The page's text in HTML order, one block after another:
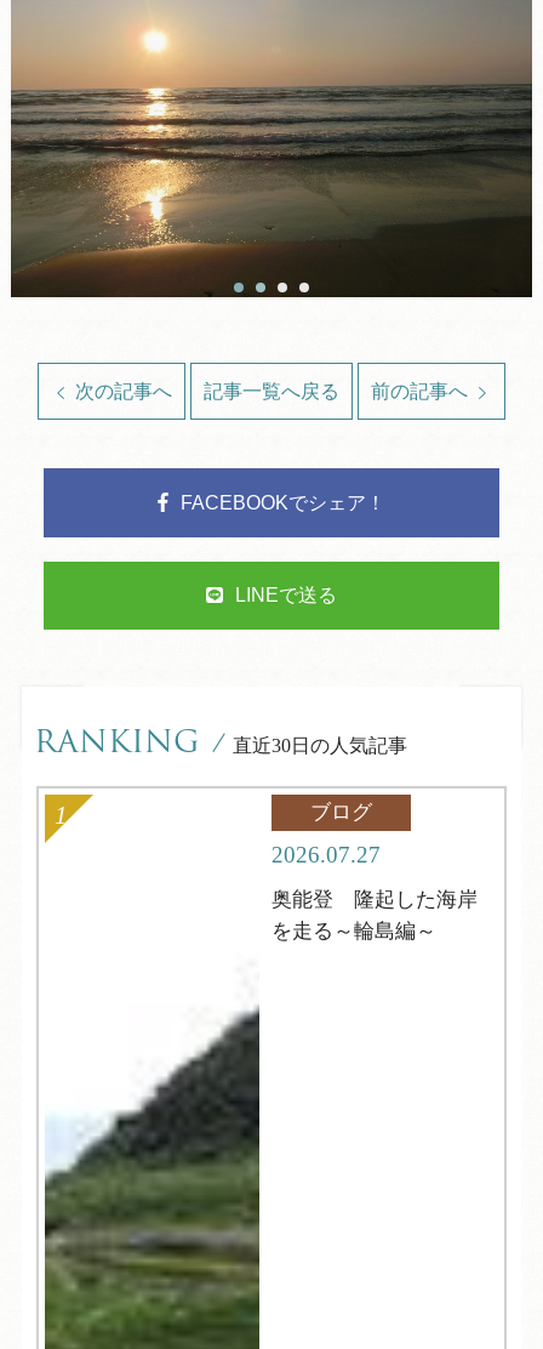
次の記事へ 記事一覧へ戻る 前の記事へ
FACEBOOKでシェア！
LINEで送る
RANKING / 直近30日の人気記事
ブログ
2026.07.27
奥能登 隆起した海岸
を走る～輪島編～